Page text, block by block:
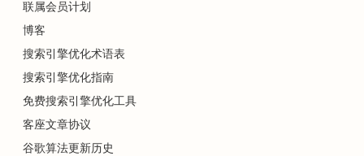
联属会员计划
博客
搜索引擎优化术语表
搜索引擎优化指南
免费搜索引擎优化工具
客座文章协议
谷歌算法更新历史